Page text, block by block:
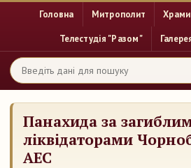
Головна Митрополит Храми
Телестудія "Разом"
Панахида за
ліквідаторами
АЕС